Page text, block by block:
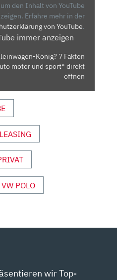
den Inhalt von YouTube
Erfahre mehr in der
von YouTube.
immer anzeigen
König? 7 Fakten
motor und sport“ direkt
öffnen
LEASING
VW POLO
wir Top-